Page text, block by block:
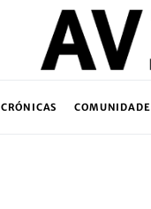
CRÓNICAS COMUNIDADE